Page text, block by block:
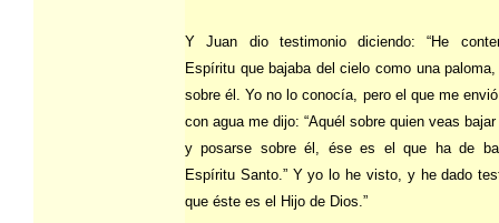
Y Juan dio testimonio diciendo: “He
Espíritu que bajaba del cielo como una
sobre él. Yo no lo conocía, pero el que me
con agua me dijo: “Aquél sobre quien veas
y posarse sobre él, ése es el que ha de
Espíritu Santo.” Y yo lo he visto, y he dado
que éste es el Hijo de Dios.”